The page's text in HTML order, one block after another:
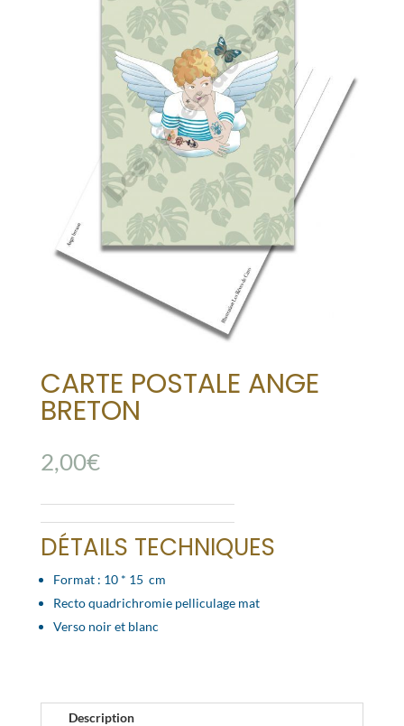
CARTE POSTALE ANGE
BRETON
2,00€
DÉTAILS TECHNIQUES
Format : 10 * 15 cm
Recto quadrichromie pelliculage mat
Verso noir et blanc
Description